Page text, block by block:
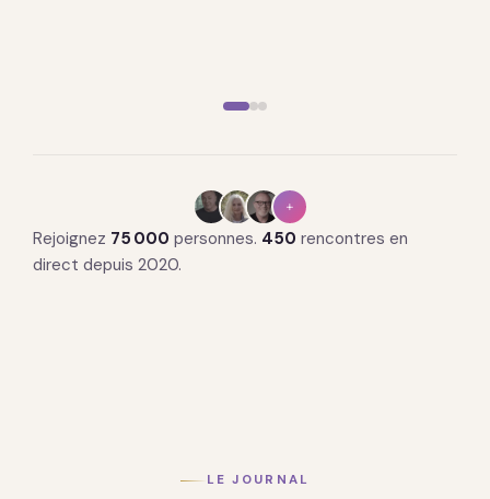
+
Rejoignez 75 000 personnes. 450 rencontres en
direct depuis 2020.
LE JOURNAL